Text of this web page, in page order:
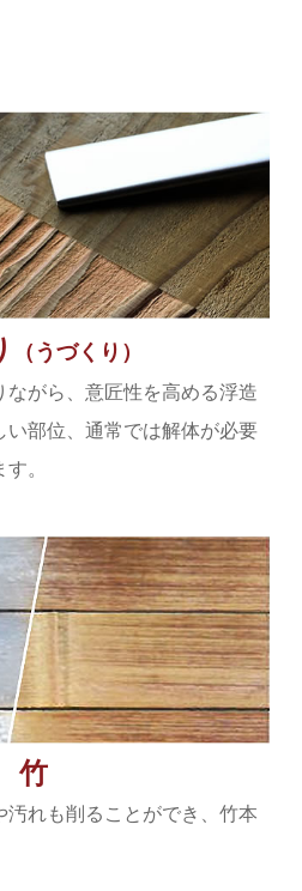
（うづくり）
がら、意匠性を高める浮造
い部位、通常では解体が必要
。
竹
れも削ることができ、竹本